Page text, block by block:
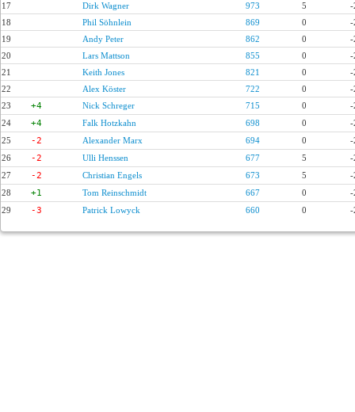
17
Dirk Wagner 973 5
-
18
Phil Söhnlein 869 0
-
19
Andy Peter 862 0
-
20
Lars Mattson 855 0
-
21
Keith Jones 821 0
-
22
Alex Köster 722 0
-
23
+4 Nick Schreger 715 0
-
24
+4 Falk Hotzkahn 698 0
-
25
-2 Alexander Marx 694 0
-
26
-2 Ulli Henssen 677 5
-
27
-2 Christian Engels 673 5
-
28
+1 Tom Reinschmidt 667 0
-
29
-3 Patrick Lowyck 660 0 -